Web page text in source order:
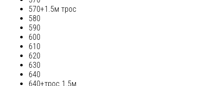
570+1.5м трос
580
590
600
610
620
630
640
640+трос 1.5м